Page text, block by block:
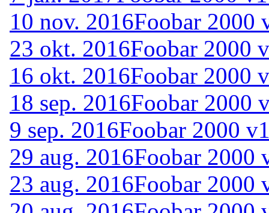
10 nov. 2016Foobar 2000
23 okt. 2016Foobar 2000
16 okt. 2016Foobar 2000
18 sep. 2016Foobar 2000
9 sep. 2016Foobar 2000
29 aug. 2016Foobar 2000
23 aug. 2016Foobar 2000